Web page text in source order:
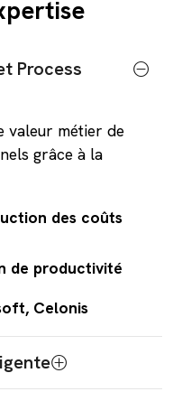
Process
valeur métier de
grâce à la
des coûts
de productivité
Celonis